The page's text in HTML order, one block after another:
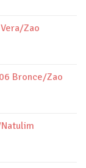
Zao
Bronce/Zao